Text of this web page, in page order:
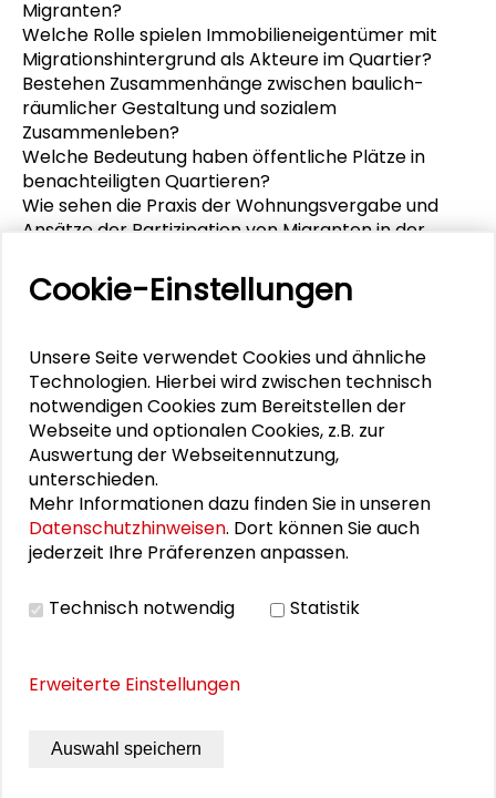
Migranten?
Welche Rolle spielen Immobilieneigentümer mit
Migrationshintergrund als Akteure im Quartier?
Bestehen Zusammenhänge zwischen baulich-
räumlicher Gestaltung und sozialem
Zusammenleben?
Welche Bedeutung haben öffentliche Plätze in
benachteiligten Quartieren?
Wie sehen die Praxis der Wohnungsvergabe und
Ansätze der Partizipation von Migranten in der
Wie wirken sich unterschiedliche räumliche
Verhältnisse auf den Integrationsverlauf aus?
von Zuwanderern in den Niederlanden und
Frankreich schließen diesen Band ab.
Schader-Stiftung, Deutscher Städtetag, GdW
Bundesverband deutscher Wohnungs- und
Immobilienunternehmen, Deutsches Institut f.
Urbanistik, Institut f. Wohnungswesen,
Immobilienwirtschaft, Stadt- und
Regionalentwicklung, Ruhr-Universität Bochum
(Hrsg.)
932736-15-X
Cookie-Einstellungen
Unsere Seite verwendet Cookies und ähnliche
Technologien. Hierbei wird zwischen technisch
notwendigen Cookies zum Bereitstellen der
Webseite und optionalen Cookies, z.B. zur
Auswertung der Webseitennutzung,
unterschieden.
Mehr Informationen dazu finden Sie in unseren
Datenschutzhinweisen. Dort können Sie auch
jederzeit Ihre Präferenzen anpassen.
Technisch notwendig Statistik
Erweiterte Einstellungen
Auswahl speichern